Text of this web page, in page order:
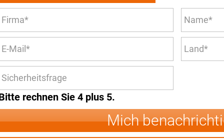
rechnen Sie 4 plus 5.
Mich